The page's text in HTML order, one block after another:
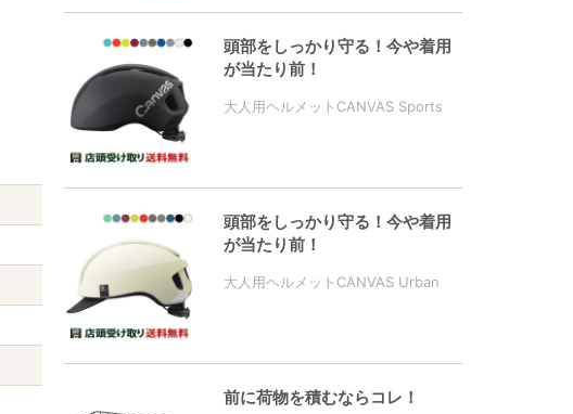
頭部をしっかり守る！今や着用
が当たり前！
大人用ヘルメットCANVAS Sports
頭部をしっかり守る！今や着用
が当たり前！
大人用ヘルメットCANVAS Urban
前に荷物を積むならコレ！